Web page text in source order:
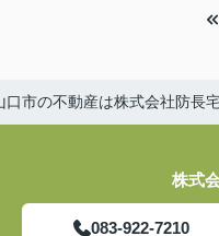
口市の不動産は株式会社防長
株式
083-922-7210